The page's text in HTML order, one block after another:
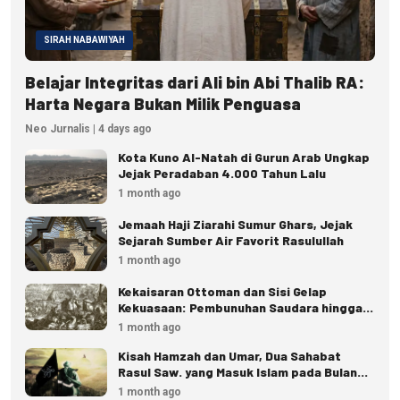
SIRAH NABAWIYAH
Belajar Integritas dari Ali bin Abi Thalib RA:
Harta Negara Bukan Milik Penguasa
Neo Jurnalis | 4 days ago
Kota Kuno Al-Natah di Gurun Arab Ungkap
Jejak Peradaban 4.000 Tahun Lalu
1 month ago
Jemaah Haji Ziarahi Sumur Ghars, Jejak
Sejarah Sumber Air Favorit Rasulullah
1 month ago
Kekaisaran Ottoman dan Sisi Gelap
Kekuasaan: Pembunuhan Saudara hingga
Eksekusi Istana
1 month ago
Kisah Hamzah dan Umar, Dua Sahabat
Rasul Saw. yang Masuk Islam pada Bulan
Dzulhijjah
1 month ago